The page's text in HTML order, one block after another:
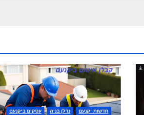
חדשות יקנעם נדלן בניה עסקים ביקנעם